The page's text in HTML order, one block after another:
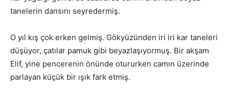
tanelerin dansını seyredermiş.
O yıl kış çok erken gelmiş. Gökyüzünden iri iri kar taneleri
düşüyor, çatılar pamuk gibi beyazlaşıyormuş. Bir akşam
Elif, yine pencerenin önünde otururken camın üzerinde
parlayan küçük bir ışık fark etmiş.